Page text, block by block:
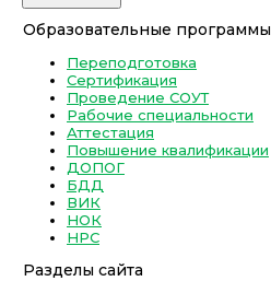
Образовательные программы
Переподготовка
Сертификация
Проведение СОУТ
Рабочие специальности
Аттестация
Повышение квалификации
ДОПОГ
БДД
ВИК
НОК
НРС
Разделы сайта